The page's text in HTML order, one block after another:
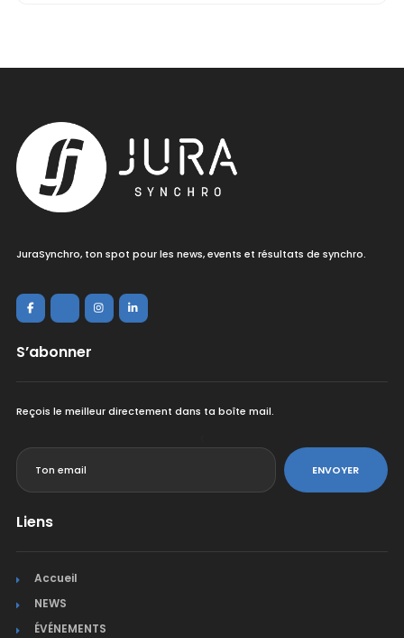
JuraSynchro, ton spot pour les news, events et résultats de synchro.
S’abonner
Reçois le meilleur directement dans ta boîte mail.
ENVOYER
Liens
Accueil
NEWS
ÉVÉNEMENTS